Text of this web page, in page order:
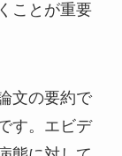
ことが重要
文の要約で
す。エビデ